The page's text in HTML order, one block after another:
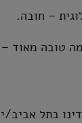
– חובה.
טובה מאוד
בתל אביב/